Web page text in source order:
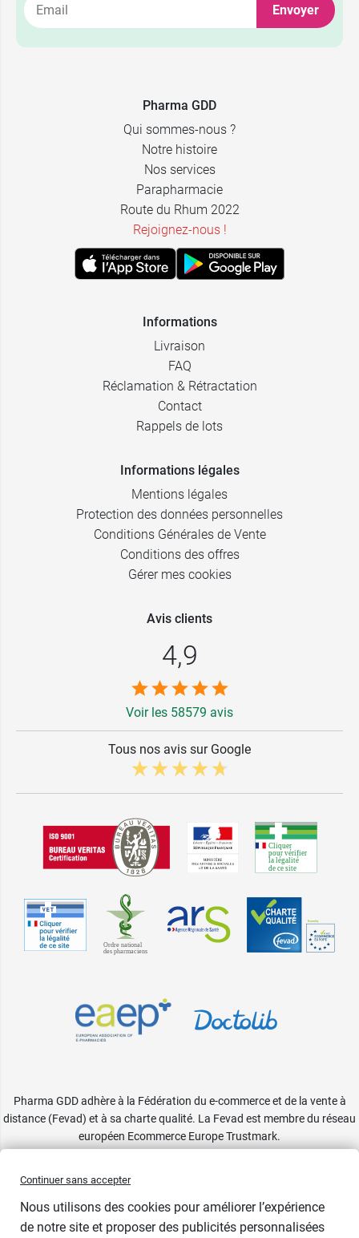
Envoyer
Pharma GDD
Qui sommes-nous ?
Notre histoire
Nos services
Parapharmacie
Route du Rhum 2022
Rejoignez-nous !
Informations
Livraison
FAQ
Réclamation & Rétractation
Contact
Rappels de lots
Informations légales
Mentions légales
Protection des données personnelles
Conditions Générales de Vente
Conditions des offres
Gérer mes cookies
Avis clients
4,9
Voir les 58579 avis
Tous nos avis sur Google
Pharma GDD adhère à la Fédération du e-commerce et de la vente à
distance (Fevad) et à sa charte qualité. La Fevad est membre du réseau
européen Ecommerce Europe Trustmark.
Continuer sans accepter
Nous utilisons des cookies pour améliorer l’expérience
de notre site et proposer des publicités personnalisées